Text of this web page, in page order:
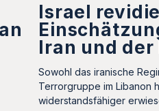
Israel
Iran und der
Sowohl das iranische
Terrorgruppe im Libanon
widerstandsfähiger